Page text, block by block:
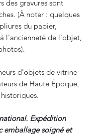
des gravures sont
(À noter : quelques
du papier,
l'ancienneté de l'objet,
d'objets de vitrine
de Haute Époque,
Expédition
emballage soigné et